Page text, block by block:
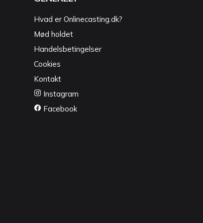
Hvad er Onlinecasting.dk?
Mød holdet
Handelsbetingelser
Cookies
Kontakt
Instagram
Facebook